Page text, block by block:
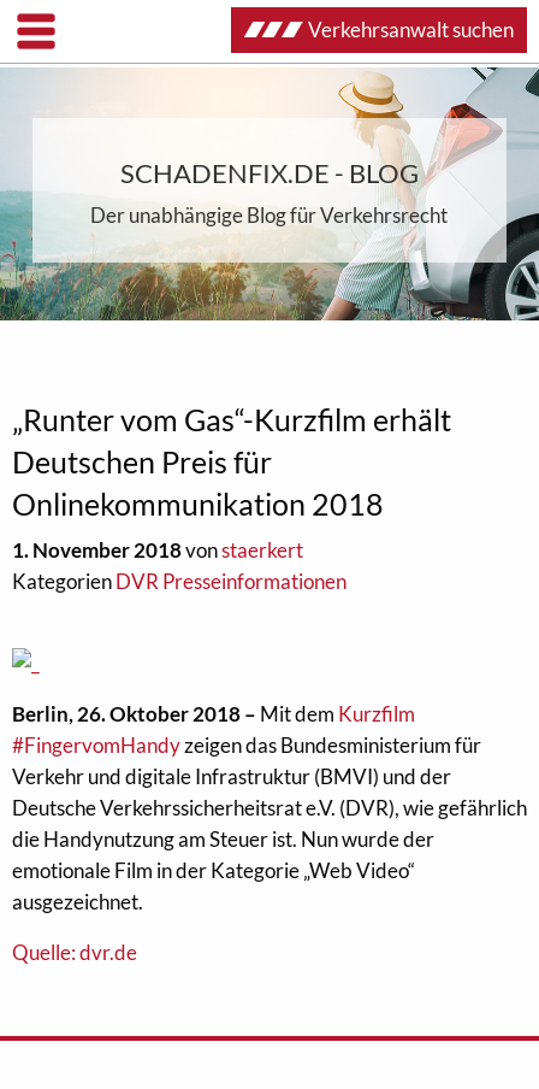
SCHADENFIX.DE - BLOG
Der unabhängige Blog für Verkehrsrecht
„Runter vom Gas“-Kurzfilm erhält
Deutschen Preis für
Onlinekommunikation 2018
1. November 2018vonstaerkert
KategorienDVR Presseinformationen
Berlin, 26. Oktober 2018 – Mit dem Kurzfilm
#FingervomHandyzeigen das Bundesministerium für
Verkehr und digitale Infrastruktur (BMVI) und der
Deutsche Verkehrssicherheitsrat e.V. (DVR), wie gefährlich
die Handynutzung am Steuer ist. Nun wurde der
emotionale Film in der Kategorie „Web Video“
ausgezeichnet.
Quelle: dvr.de
Verkehrsanwalt suchen